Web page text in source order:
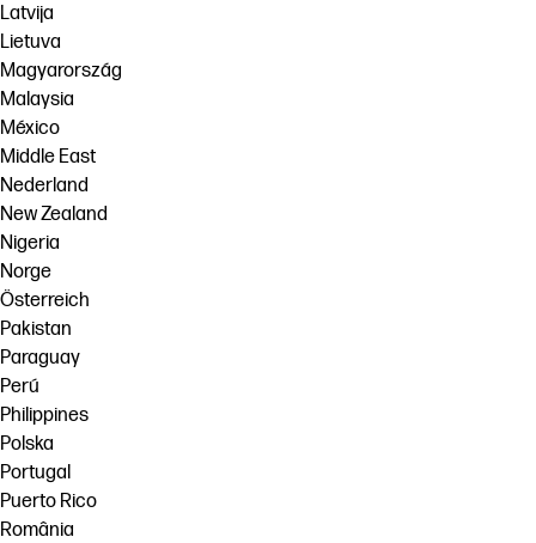
Latvija
Lietuva
Magyarország
Malaysia
México
Middle East
Nederland
New Zealand
Nigeria
Norge
Österreich
Pakistan
Paraguay
Perú
Philippines
Polska
Portugal
Puerto Rico
România